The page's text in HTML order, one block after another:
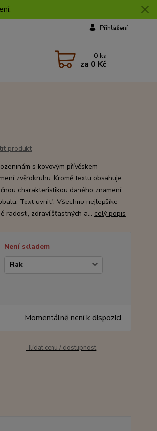
Přihlášení
0 ks
za 0 Kč
produkt
s kovovým přívěskem
zvěrokruhu. Kromě textu obsahuje
charakteristikou daného znamení.
Text uvnitř: Všechno nejlepšíke
radosti, zdraví,šťastných a... celý popis
Není skladem
Momentálně není k dispozici
Hlídat cenu / dostupnost